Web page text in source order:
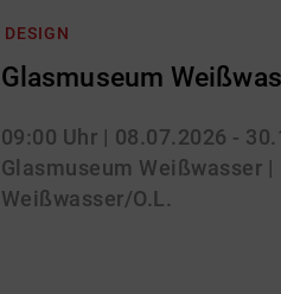
DESIGN
Glasmuseum
09:00 Uhr | 08.07.2026 -
Glasmuseum Weißwasser |
Weißwasser/O.L.